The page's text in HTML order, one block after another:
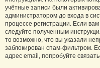
учётные записи были
администратором до входа в
процессе регистрации. Если
следуйте полученным
то возможно, что вы указали
заблокирован спам-фильтром.
адрес email, попробуйте